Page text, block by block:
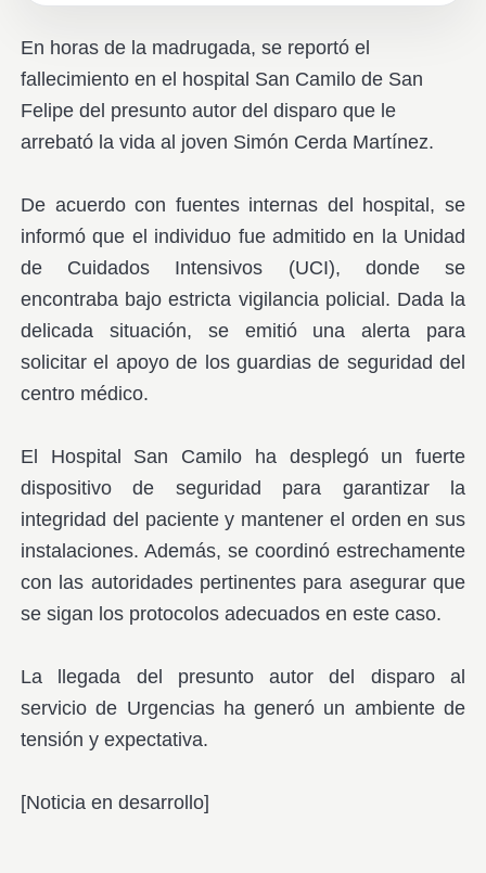
En horas de la madrugada, se reportó el
fallecimiento en el hospital San Camilo de San
Felipe del presunto autor del disparo que le
arrebató la vida al joven Simón Cerda Martínez.
De acuerdo con fuentes internas del hospital, se
informó que el individuo fue admitido en la Unidad
de Cuidados Intensivos (UCI), donde se
encontraba bajo estricta vigilancia policial. Dada la
delicada situación, se emitió una alerta para
solicitar el apoyo de los guardias de seguridad del
centro médico.
El Hospital San Camilo ha desplegó un fuerte
dispositivo de seguridad para garantizar la
integridad del paciente y mantener el orden en sus
instalaciones. Además, se coordinó estrechamente
con las autoridades pertinentes para asegurar que
se sigan los protocolos adecuados en este caso.
La llegada del presunto autor del disparo al
servicio de Urgencias ha generó un ambiente de
tensión y expectativa.
[Noticia en desarrollo]